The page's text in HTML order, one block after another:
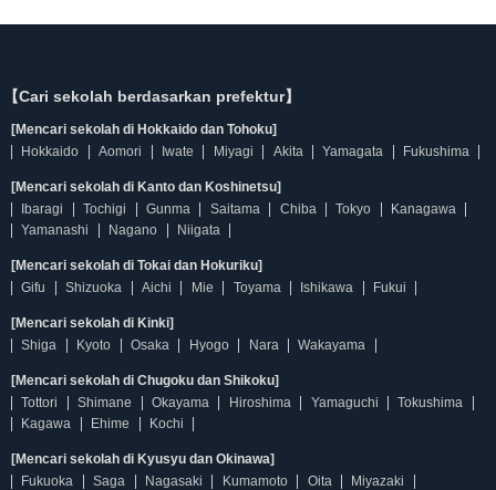
【Cari sekolah berdasarkan prefektur】
[Mencari sekolah di Hokkaido dan Tohoku]
Hokkaido
Aomori Iwate Miyagi Akita Yamagata Fukushima
[Mencari sekolah di Kanto dan Koshinetsu]
Ibaragi
Tochigi Gunma Saitama Chiba Tokyo
Kanagawa
Yamanashi
Nagano Niigata
[Mencari sekolah di Tokai dan Hokuriku]
Gifu
Shizuoka Aichi Mie Toyama Ishikawa Fukui
[Mencari sekolah di Kinki]
Shiga
Kyoto Osaka Hyogo Nara Wakayama
[Mencari sekolah di Chugoku dan Shikoku]
Tottori
Shimane Okayama Hiroshima Yamaguchi
Tokushima
Kagawa
Ehime Kochi
[Mencari sekolah di Kyusyu dan Okinawa]
Fukuoka
Saga Nagasaki Kumamoto Oita
Miyazaki